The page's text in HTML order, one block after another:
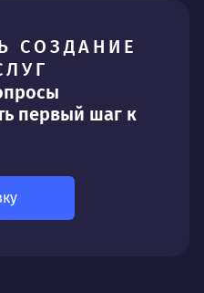
СОЗДАНИЕ
первый шаг к